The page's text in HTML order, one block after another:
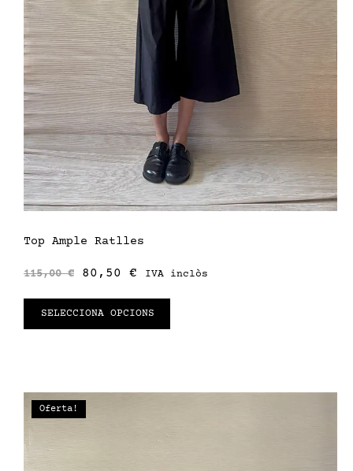
Top Ample Ratlles
115,00€ 80,50 € IVA inclòs
SELECCIONA OPCIONS
Oferta!